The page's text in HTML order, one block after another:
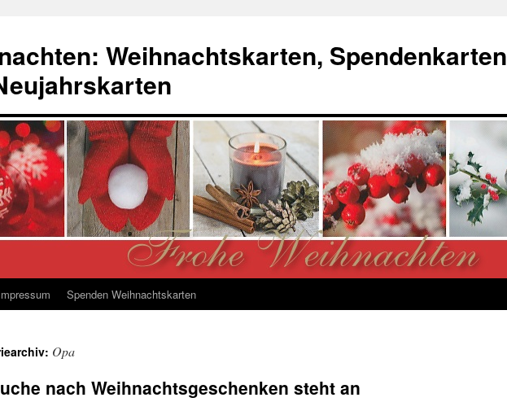
Weihnachtskarten, Spendenkarten
Spenden Weihnachtskarten
Opa
nach Weihnachtsgeschenken steht an